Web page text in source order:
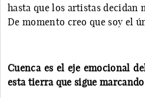
hasta que los artistas decidan
De momento creo que soy el
Cuenca es el eje emocional
esta tierra que sigue